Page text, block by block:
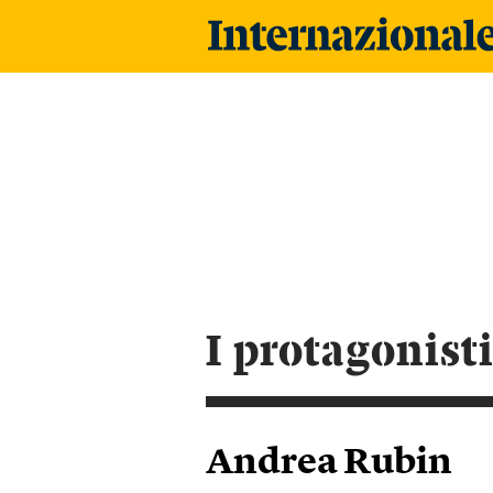
i protagonisti
Andrea Rubin